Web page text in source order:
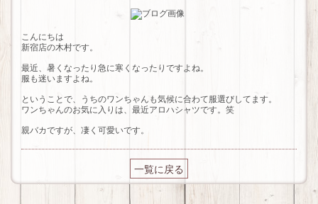
こんにちは
新宿店の木村です。
最近、暑くなったり急に寒くなったりですよね。
服も迷いますよね。
ということで、うちのワンちゃんも気候に合わて服選びしてます。
ワンちゃんのお気に入りは、最近アロハシャツです。笑
親バカですが、凄く可愛いです。
一覧に戻る